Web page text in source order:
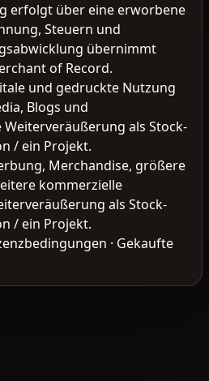
erfolgt über eine erworbene
Steuern und
übernimmt
of Record.
und gedruckte Nutzung
Blogs und
als Stock-
/ ein Projekt.
Merchandise, größere
kommerzielle
als Stock-
/ ein Projekt.
· Gekaufte